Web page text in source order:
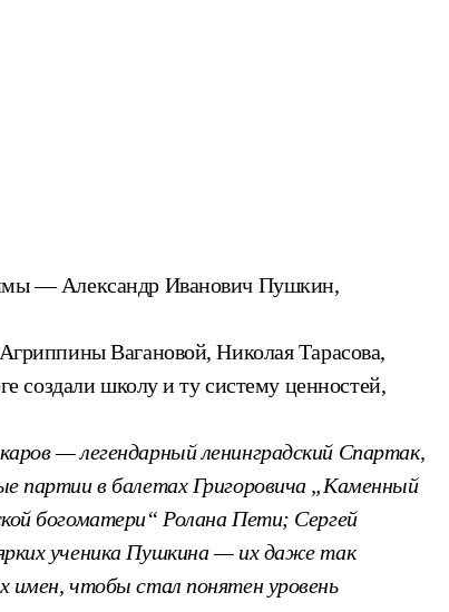
— Александр Иванович Пушкин,
Вагановой, Николая Тарасова,
создали школу и ту систему ценностей,
— легендарный ленинградский Спартак,
партии в балетах Григоровича „Каменный
богоматери“ Ролана Пети; Сергей
ученика Пушкина — их даже так
чтобы стал понятен уровень